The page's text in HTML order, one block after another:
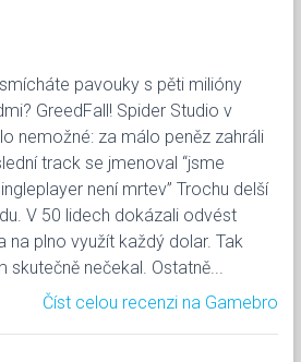
pavouky s pěti milióny
GreedFall! Spider Studio v
nemožné: za málo peněz zahráli
track se jmenoval “jsme
není mrtev” Trochu delší
V 50 lidech dokázali odvést
na plno využít každý dolar. Tak
nečekal. Ostatně...
Číst celou recenzi na Gamebro